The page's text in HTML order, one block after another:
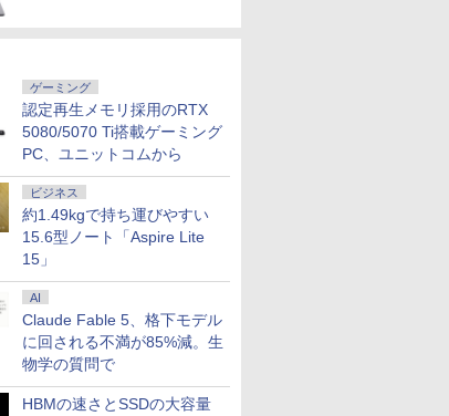
ゲーミング
認定再生メモリ採用のRTX
5080/5070 Ti搭載ゲーミング
PC、ユニットコムから
ビジネス
約1.49kgで持ち運びやすい
15.6型ノート「Aspire Lite
15」
AI
Claude Fable 5、格下モデル
に回される不満が85%減。生
物学の質問で
HBMの速さとSSDの大容量